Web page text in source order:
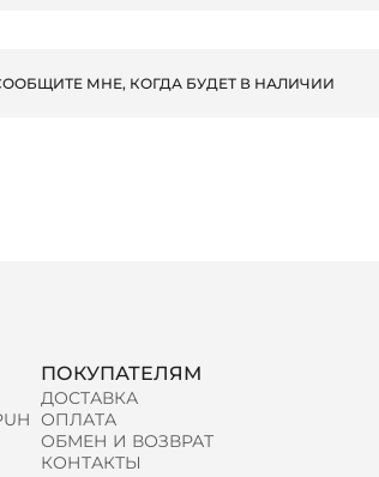
МНЕ, КОГДА БУДЕТ В НАЛИЧИИ
ПОКУПАТЕЛЯМ
ДОСТАВКА
ОПЛАТА
ОБМЕН И ВОЗВРАТ
КОНТАКТЫ